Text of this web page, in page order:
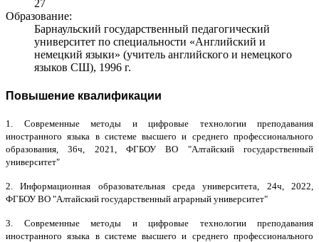
27
Образование:
Барнаульский государственный педагогический
университет по специальности «Английский и
немецкий языки» (учитель английского и немецкого
языков СШ), 1996 г.
Повышение квалификации
1. Современные методы и цифровые технологии преподавания
иностранного языка в системе высшего и среднего профессионального
образования, 36ч, 2021, ФГБОУ ВО "Алтайский государственный
университет"
2. Информационная образовательная среда университета, 24ч, 2022,
ФГБОУ ВО "Алтайский государственный аграрный университет"
3. Современные методы и цифровые технологии преподавания
иностранного языка в системе высшего и среднего профессионального